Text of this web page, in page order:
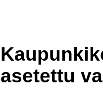
asetettu